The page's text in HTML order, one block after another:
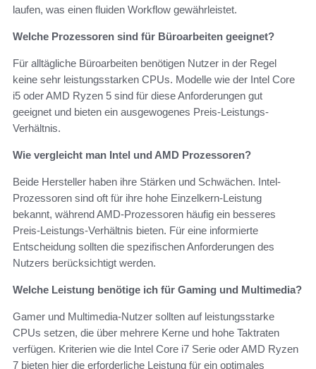
laufen, was einen fluiden Workflow gewährleistet.
Welche Prozessoren sind für Büroarbeiten geeignet?
Für alltägliche Büroarbeiten benötigen Nutzer in der Regel
keine sehr leistungsstarken CPUs. Modelle wie der Intel Core
i5 oder AMD Ryzen 5 sind für diese Anforderungen gut
geeignet und bieten ein ausgewogenes Preis-Leistungs-
Verhältnis.
Wie vergleicht man Intel und AMD Prozessoren?
Beide Hersteller haben ihre Stärken und Schwächen. Intel-
Prozessoren sind oft für ihre hohe Einzelkern-Leistung
bekannt, während AMD-Prozessoren häufig ein besseres
Preis-Leistungs-Verhältnis bieten. Für eine informierte
Entscheidung sollten die spezifischen Anforderungen des
Nutzers berücksichtigt werden.
Welche Leistung benötige ich für Gaming und Multimedia?
Gamer und Multimedia-Nutzer sollten auf leistungsstarke
CPUs setzen, die über mehrere Kerne und hohe Taktraten
verfügen. Kriterien wie die Intel Core i7 Serie oder AMD Ryzen
7 bieten hier die erforderliche Leistung für ein optimales